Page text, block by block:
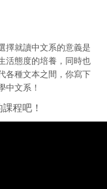
擇就讀中文系的意義是
活態度的培養，同時也
各種文本之間，你寫下
中文系！
程吧！